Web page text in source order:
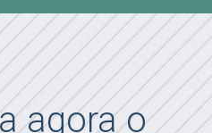
agora o